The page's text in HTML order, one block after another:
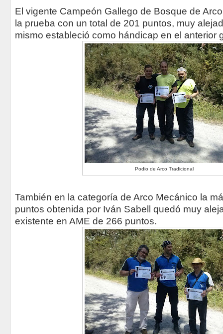
El vigente Campeón Gallego de Bosque de
la prueba con un total de 201 puntos, muy
mismo estableció como hándicap en el anterior
Podio de Arco Tradicional
También en la categoría de Arco Mecánico la
puntos obtenida por Iván Sabell quedó muy
existente en AME de 266 puntos.